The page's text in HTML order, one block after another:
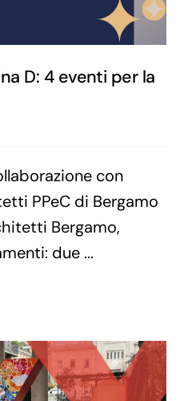
D: 4 eventi per la
con
PPeC di Bergamo
Bergamo,
due ...